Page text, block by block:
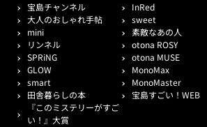
宝島チャンネル
InRed
大人のおしゃれ手帖
sweet
mini
素敵なあの人
リンネル
otona ROSY
SPRiNG
otona MUSE
GLOW
MonoMax
smart
MonoMaster
田舎暮らしの本
宝島すごい！WEB
『このミステリーがすご
い！』大賞